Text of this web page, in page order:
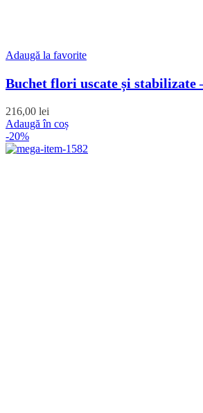
Adaugă la favorite
Buchet flori uscate și stabilizate
216,00 lei
Adaugă în coș
-20%